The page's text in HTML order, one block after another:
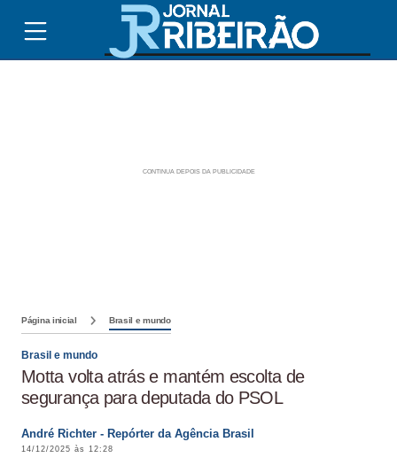
Página inicial Brasil e mundo
Brasil e mundo
Motta volta atrás e mantém escolta de
segurança para deputada do PSOL
André Richter - Repórter da Agência Brasil
14/12/2025 às 12:28